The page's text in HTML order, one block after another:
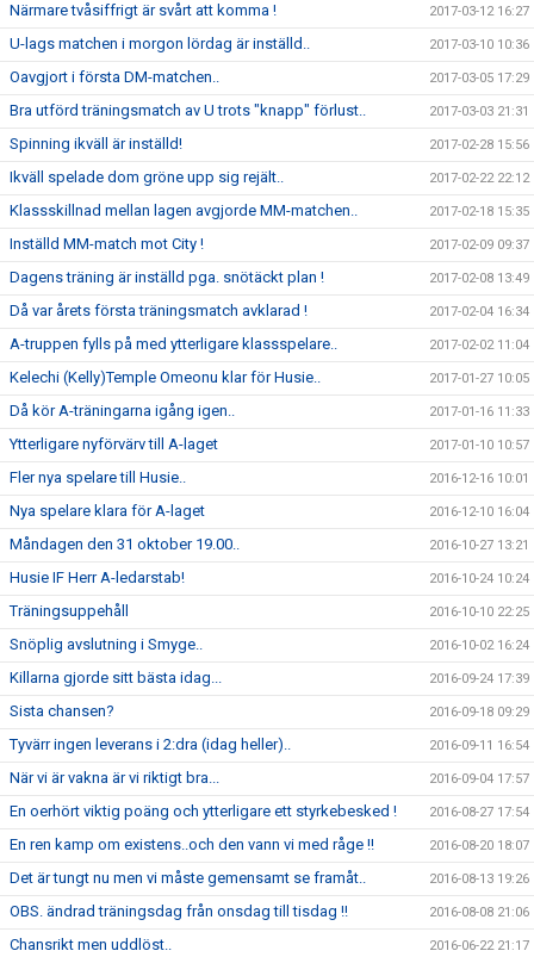
Närmare tvåsiffrigt är svårt att komma ! 2017-03-12 16:27
U-lags matchen i morgon lördag är inställd.. 2017-03-10 10:36
Oavgjort i första DM-matchen.. 2017-03-05 17:29
Bra utförd träningsmatch av U trots "knapp" förlust.. 2017-03-03 21:31
Spinning ikväll är inställd! 2017-02-28 15:56
Ikväll spelade dom gröne upp sig rejält.. 2017-02-22 22:12
Klassskillnad mellan lagen avgjorde MM-matchen.. 2017-02-18 15:35
Inställd MM-match mot City ! 2017-02-09 09:37
Dagens träning är inställd pga. snötäckt plan ! 2017-02-08 13:49
Då var årets första träningsmatch avklarad ! 2017-02-04 16:34
A-truppen fylls på med ytterligare klassspelare.. 2017-02-02 11:04
Kelechi (Kelly)Temple Omeonu klar för Husie.. 2017-01-27 10:05
Då kör A-träningarna igång igen.. 2017-01-16 11:33
Ytterligare nyförvärv till A-laget 2017-01-10 10:57
Fler nya spelare till Husie.. 2016-12-16 10:01
Nya spelare klara för A-laget 2016-12-10 16:04
Måndagen den 31 oktober 19.00.. 2016-10-27 13:21
Husie IF Herr A-ledarstab! 2016-10-24 10:24
Träningsuppehåll 2016-10-10 22:25
Snöplig avslutning i Smyge.. 2016-10-02 16:24
Killarna gjorde sitt bästa idag... 2016-09-24 17:39
Sista chansen? 2016-09-18 09:29
Tyvärr ingen leverans i 2:dra (idag heller).. 2016-09-11 16:54
När vi är vakna är vi riktigt bra... 2016-09-04 17:57
En oerhört viktig poäng och ytterligare ett styrkebesked ! 2016-08-27 17:54
En ren kamp om existens..och den vann vi med råge !! 2016-08-20 18:07
Det är tungt nu men vi måste gemensamt se framåt.. 2016-08-13 19:26
OBS. ändrad träningsdag från onsdag till tisdag !! 2016-08-08 21:06
Chansrikt men uddlöst.. 2016-06-22 21:17